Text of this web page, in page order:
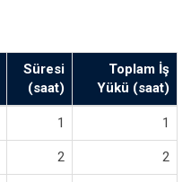
Süresi
(saat)
Toplam İş
Yükü (saat)
1 1
2 2